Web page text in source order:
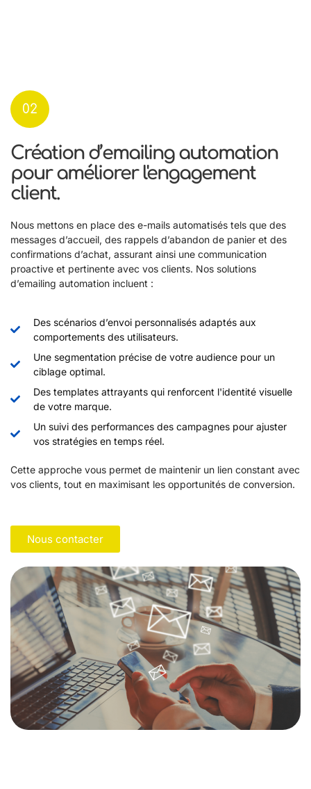
02
Création d’emailing automation
pour améliorer l'engagement
client.
Nous mettons en place des e-mails automatisés tels que des
messages d’accueil, des rappels d’abandon de panier et des
confirmations d’achat, assurant ainsi une communication
proactive et pertinente avec vos clients. Nos solutions
d’emailing automation incluent :
Des scénarios d’envoi personnalisés adaptés aux
comportements des utilisateurs.
Une segmentation précise de votre audience pour un
ciblage optimal.
Des templates attrayants qui renforcent l'identité visuelle
de votre marque.
Un suivi des performances des campagnes pour ajuster
vos stratégies en temps réel.
Cette approche vous permet de maintenir un lien constant avec
vos clients, tout en maximisant les opportunités de conversion.
Nous contacter